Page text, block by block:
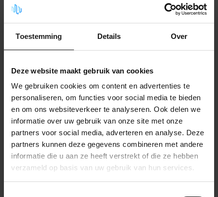
Toestemming Details Over
Deze website maakt gebruik van cookies
We gebruiken cookies om content en advertenties te
personaliseren, om functies voor social media te bieden
en om ons websiteverkeer te analyseren. Ook delen we
informatie over uw gebruik van onze site met onze
partners voor social media, adverteren en analyse. Deze
partners kunnen deze gegevens combineren met andere
informatie die u aan ze heeft verstrekt of die ze hebben
verzameld op basis van uw gebruik van hun services.
Hochtemperatur-Sprühkleber
Auf Lager
17,99
KombiDeal - Nadelfilz +
Klebespray
Auf Lager
114,99
Nadelfilz - Schwarz
14,99
Nadelfilz - Beige
14,99